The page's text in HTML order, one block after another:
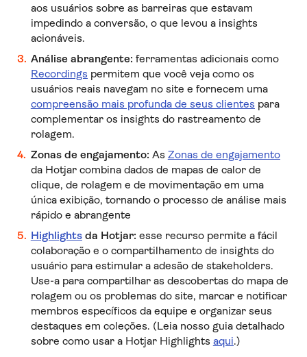
aos usuários sobre as barreiras que estavam
impedindo a conversão, o que levou a insights
acionáveis.
Análise abrangente: ferramentas adicionais como
Recordings permitem que você veja como os
usuários reais navegam no site e fornecem uma
compreensão mais profunda de seus clientes para
complementar os insights do rastreamento de
rolagem.
Zonas de engajamento: As Zonas de engajamento
da Hotjar combina dados de mapas de calor de
clique, de rolagem e de movimentação em uma
única exibição, tornando o processo de análise mais
rápido e abrangente
Highlightsda Hotjar: esse recurso permite a fácil
colaboração e o compartilhamento de insights do
usuário para estimular a adesão de stakeholders.
Use-a para compartilhar as descobertas do mapa de
rolagem ou os problemas do site, marcar e notificar
membros específicos da equipe e organizar seus
destaques em coleções. (Leia nosso guia detalhado
sobre como usar a Hotjar Highlights aqui.)